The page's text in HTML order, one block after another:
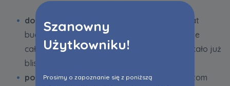
Szanowny
Użytkowniku!
Prosimy o zapoznanie się z poniższą
doświadczenie i bezpieczeństwo
– od 25 lat
budujemy inwestycje mieszkaniowe na terenie
całego kraju, na naszych osiedlach zamieszkało już
blisko 104,5 tys. osób,
pomoc w uzyskaniu kredytu– naszym klientom